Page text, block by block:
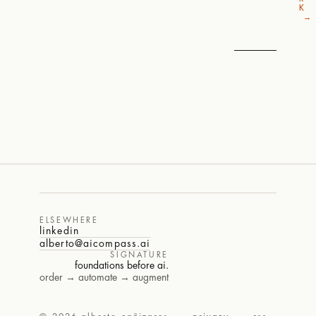
K
→
ELSEWHERE
linkedin
alberto@aicompass.ai
SIGNATURE
foundations before ai.
order → automate → augment